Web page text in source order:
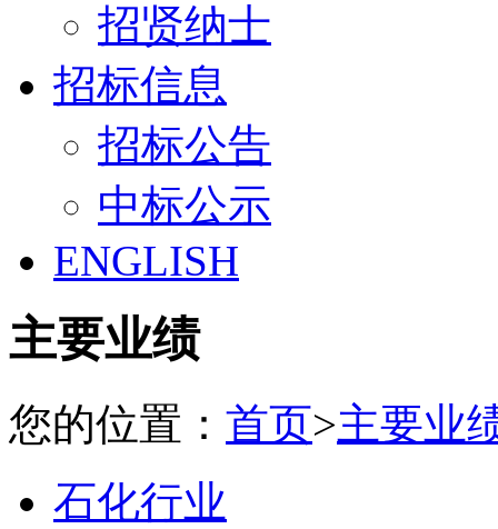
招贤纳士
招标信息
招标公告
中标公示
ENGLISH
主要业绩
您的位置： 首页>主要业
石化行业